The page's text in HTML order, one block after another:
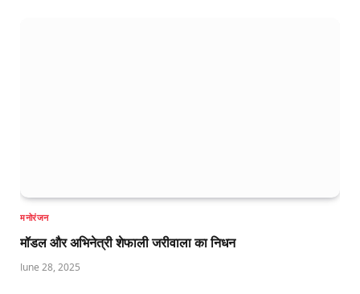
मनोरंजन
मॉडल और अभिनेत्री शेफाली जरीवाला का निधन
June 28, 2025